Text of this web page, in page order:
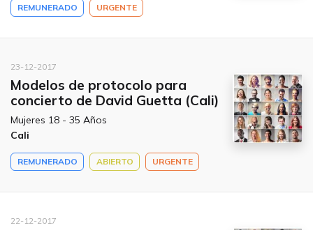
REMUNERADO URGENTE
23-12-2017
Modelos de protocolo para
concierto de David Guetta (Cali)
Mujeres 18 - 35 Años
Cali
REMUNERADO ABIERTO URGENTE
22-12-2017